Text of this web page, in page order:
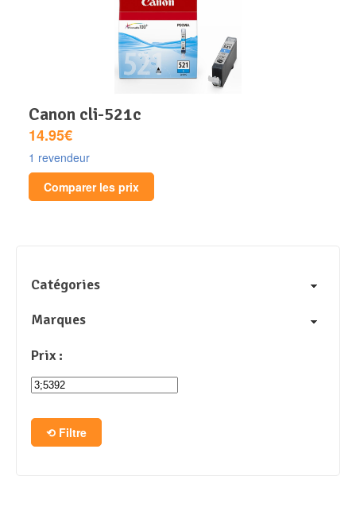
canon cli-521c
14.95€
1 revendeur
Comparer les prix
Catégories
Marques
Prix :
Filtre